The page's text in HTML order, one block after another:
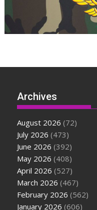
Archives
August 2026 (72)
July 2026 (473)
June 2026 (392)
May 2026 (408)
April 2026 (527)
March 2026 (467)
February 2026 (562)
January 2026 (606)